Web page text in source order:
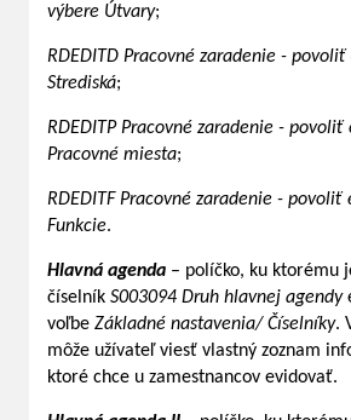
výbere Útvary;
RDEDITD Pracovné zaradenie -
Strediská;
RDEDITP Pracovné zaradenie -
Pracovné miesta;
RDEDITF Pracovné zaradenie -
Funkcie.
Hlavná agenda – políčko, ku ktorému
číselník S003094 Druh hlavnej agendy
voľbe Základné nastavenia/ Číselníky.
môže užívateľ viesť vlastný zoznam
ktoré chce u zamestnancov evidovať.